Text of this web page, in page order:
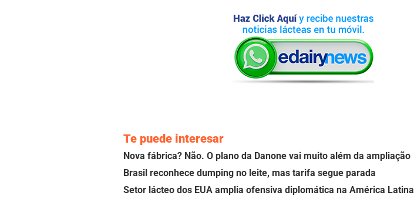
Te puede interesar
Nova fábrica? Não. O plano da Danone vai muito além da ampliação
Brasil reconhece dumping no leite, mas tarifa segue parada
Setor lácteo dos EUA amplia ofensiva diplomática na América Latina